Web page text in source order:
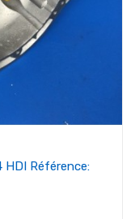
HDI Référence: